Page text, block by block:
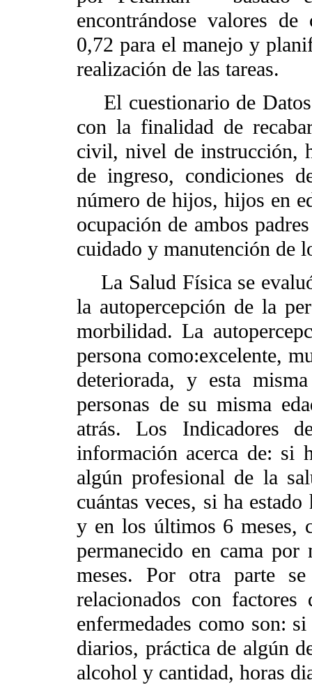
encontrándose valores de
0,72 para el manejo y
realización de las tareas.
El cuestionario de
con la finalidad de
civil, nivel de instrucción,
de ingreso, condiciones
número de hijos, hijos en
ocupación de ambos
cuidado y manutención de
La Salud Física se
la autopercepción de la
morbilidad. La
persona como:excelente,
deteriorada, y esta
personas de su misma
atrás. Los Indicadores
información acerca de: si
algún profesional de la
cuántas veces, si ha
y en los últimos 6 meses,
permanecido en cama
meses. Por otra parte
relacionados con
enfermedades como son:
diarios, práctica de algún
alcohol y cantidad, horas